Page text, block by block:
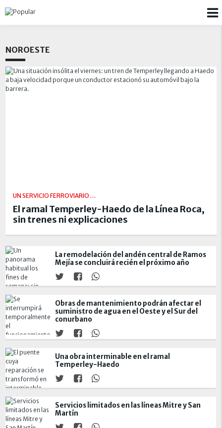
NOROESTE
UN SERVICIO FERROVIARIO QUE CADA DIA SE DEGRADA MAS
El ramal Temperley-Haedo de la Línea Roca,
sin trenes ni explicaciones
La remodelación del andén central de Ramos
Mejía se concluirá recién el próximo año
Obras de mantenimiento podrán afectar el
suministro de agua en el Oeste y el Sur del
conurbano
Una obra interminable en el ramal
Temperley-Haedo
Servicios limitados en las líneas Mitre y San
Martín